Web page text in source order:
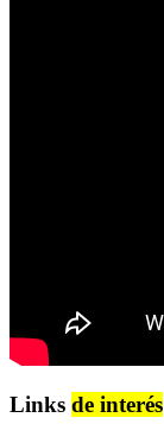
Links de interés